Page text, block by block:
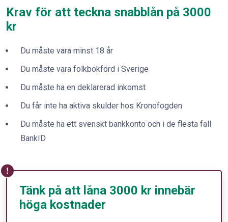
Krav för att teckna snabblån på 3000
kr
Du måste vara minst 18 år
Du måste vara folkbokförd i Sverige
Du måste ha en deklarerad inkomst
Du får inte ha aktiva skulder hos Kronofogden
Du måste ha ett svenskt bankkonto och i de flesta fall
BankID
Tänk på att låna 3000 kr innebär
höga kostnader